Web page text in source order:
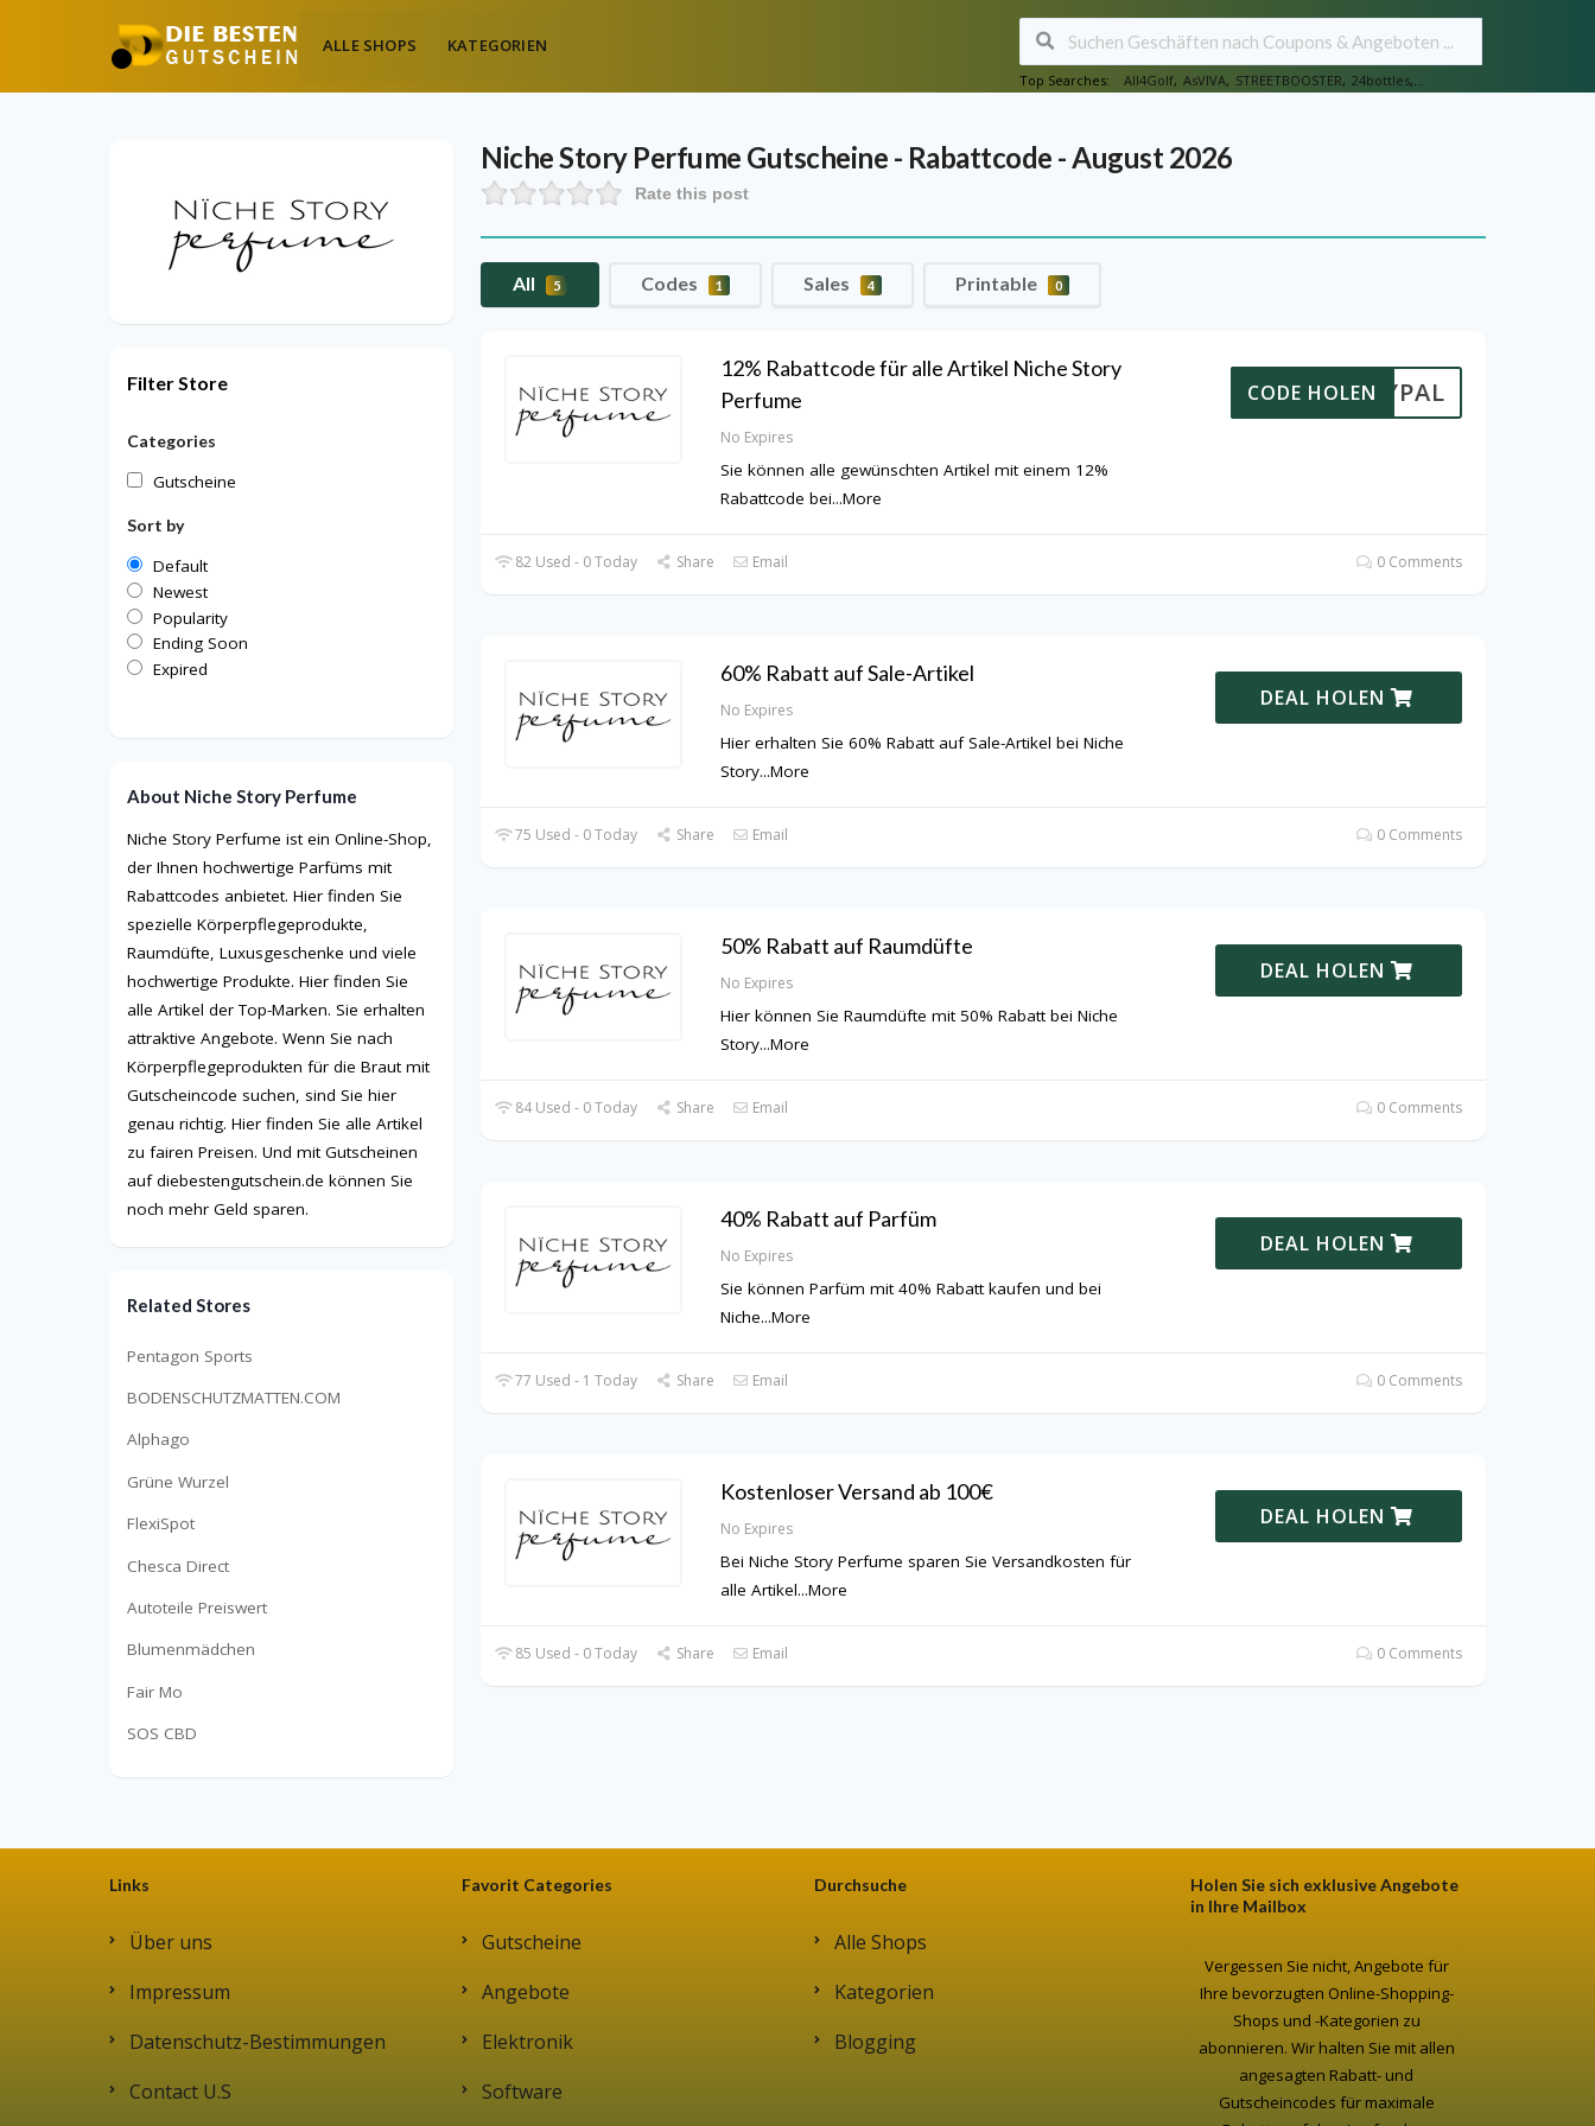
ALLE SHOPS KATEGORIEN
Top Searches: All4Golf, AsVIVA, STREETBOOSTER, 24bottles,...
Niche Story Perfume Gutscheine - Rabattcode - August 2026
Rate this post
All 5 Codes 1 Sales 4 Printable 0
12% Rabattcode für alle Artikel Niche Story
Perfume
No Expires
Sie können alle gewünschten Artikel mit einem 12%
Rabattcode bei...More
PAYPAL
CODE HOLEN
82 Used - 0 Today Share Email 0 Comments
60% Rabatt auf Sale-Artikel
No Expires
Hier erhalten Sie 60% Rabatt auf Sale-Artikel bei Niche
Story...More
DEAL HOLEN
75 Used - 0 Today Share Email 0 Comments
50% Rabatt auf Raumdüfte
No Expires
Hier können Sie Raumdüfte mit 50% Rabatt bei Niche
Story...More
DEAL HOLEN
84 Used - 0 Today Share Email 0 Comments
40% Rabatt auf Parfüm
No Expires
Sie können Parfüm mit 40% Rabatt kaufen und bei
Niche...More
DEAL HOLEN
77 Used - 1 Today Share Email 0 Comments
Kostenloser Versand ab 100€
No Expires
Bei Niche Story Perfume sparen Sie Versandkosten für
alle Artikel...More
DEAL HOLEN
85 Used - 0 Today Share Email 0 Comments
Filter Store
Categories
Gutscheine
Sort by
Default
Newest
Popularity
Ending Soon
Expired
About Niche Story Perfume
Niche Story Perfume ist ein Online-Shop,
der Ihnen hochwertige Parfüms mit
Rabattcodes anbietet. Hier finden Sie
spezielle Körperpflegeprodukte,
Raumdüfte, Luxusgeschenke und viele
hochwertige Produkte. Hier finden Sie
alle Artikel der Top-Marken. Sie erhalten
attraktive Angebote. Wenn Sie nach
Körperpflegeprodukten für die Braut mit
Gutscheincode suchen, sind Sie hier
genau richtig. Hier finden Sie alle Artikel
zu fairen Preisen. Und mit Gutscheinen
auf diebestengutschein.de können Sie
noch mehr Geld sparen.
Related Stores
Pentagon Sports
BODENSCHUTZMATTEN.COM
Alphago
Grüne Wurzel
FlexiSpot
Chesca Direct
Autoteile Preiswert
Blumenmädchen
Fair Mo
SOS CBD
Links
Über uns
Impressum
Datenschutz-Bestimmungen
Contact U.S
Favorit Categories
Gutscheine
Angebote
Elektronik
Software
Durchsuche
Alle Shops
Kategorien
Blogging
Holen Sie sich exklusive Angebote
in Ihre Mailbox
Vergessen Sie nicht, Angebote für
Ihre bevorzugten Online-Shopping-
Shops und -Kategorien zu
abonnieren. Wir halten Sie mit allen
angesagten Rabatt- und
Gutscheincodes für maximale